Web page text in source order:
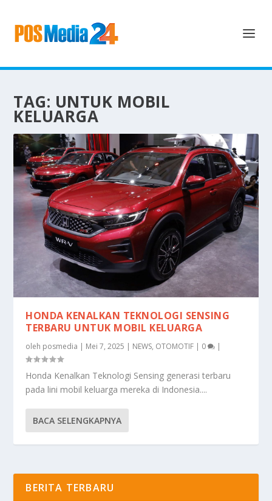
TAG: UNTUK MOBIL
KELUARGA
HONDA KENALKAN TEKNOLOGI SENSING
TERBARU UNTUK MOBIL KELUARGA
oleh posmedia | Mei 7, 2025 | NEWS, OTOMOTIF | 0 |
Honda Kenalkan Teknologi Sensing generasi terbaru
pada lini mobil keluarga mereka di Indonesia....
BACA SELENGKAPNYA
BERITA TERBARU